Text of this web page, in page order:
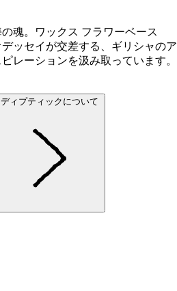
魂。ワックス フラワーベース
ッセイが交差する、ギリシャのア
レーションを汲み取っています。
ディプティックについて